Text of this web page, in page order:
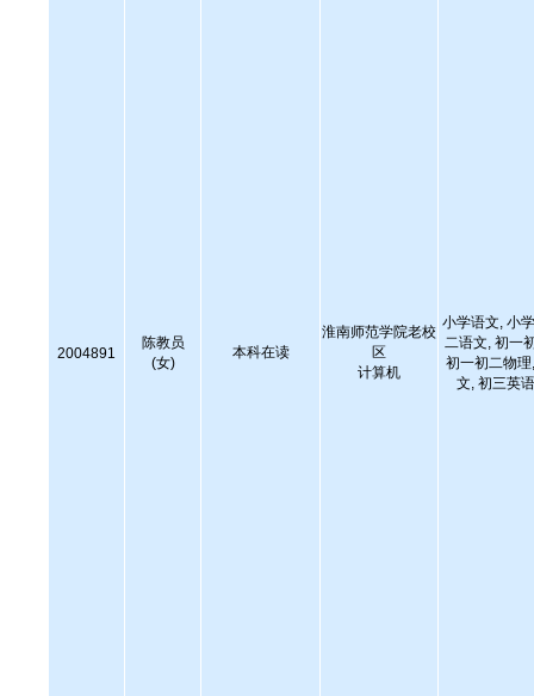
2004891
陈教员
(女)
本科在读
淮南师范学院老校
区
计算机
小学语文, 小
二语文, 初一
初一初二物
文, 初三英